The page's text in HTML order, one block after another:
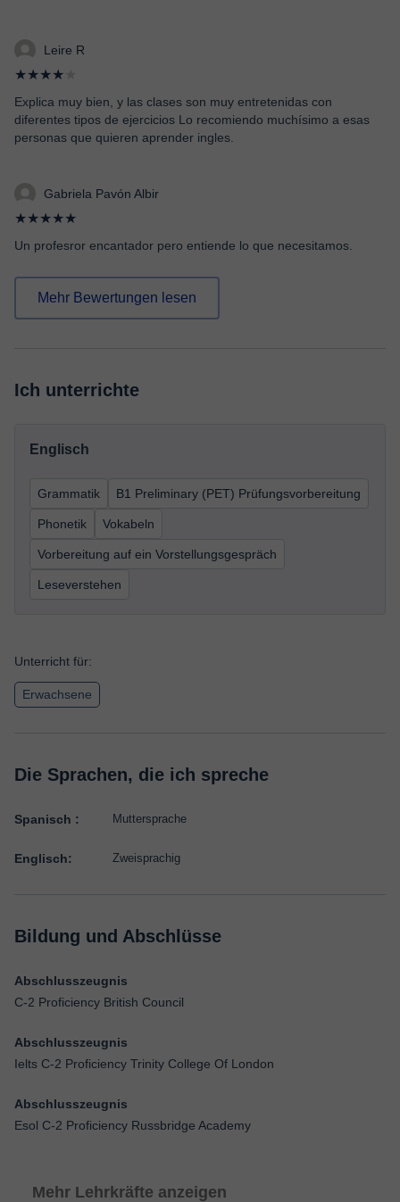
Leire R
★★★★
Explica muy bien, y las clases son muy entretenidas con
diferentes tipos de ejercicios Lo recomiendo muchísimo a esas
personas que quieren aprender ingles.
Gabriela Pavón Albir
★★★★★
Un profesror encantador pero entiende lo que necesitamos.
Mehr Bewertungen lesen
Ich unterrichte
Englisch
Grammatik B1 Preliminary (PET) Prüfungsvorbereitung
Phonetik Vokabeln
Vorbereitung auf ein Vorstellungsgespräch
Leseverstehen
Unterricht für:
Erwachsene
Die Sprachen, die ich spreche
Spanisch : Muttersprache
Englisch: Zweisprachig
Bildung und Abschlüsse
Abschlusszeugnis
C-2 Proficiency British Council
Abschlusszeugnis
Ielts C-2 Proficiency Trinity College Of London
Abschlusszeugnis
Esol C-2 Proficiency Russbridge Academy
Mehr Lehrkräfte anzeigen